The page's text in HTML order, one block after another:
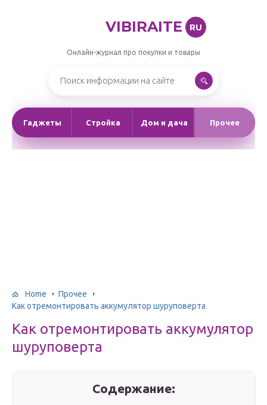
VIBIRAITE RU
Онлайн-журнал про покупки и товары
Гаджеты Стройка Дом и дача Прочее
Home
Прочее
Как отремонтировать аккумулятор шуруповерта
Как отремонтировать аккумулятор
шуруповерта
Содержание: